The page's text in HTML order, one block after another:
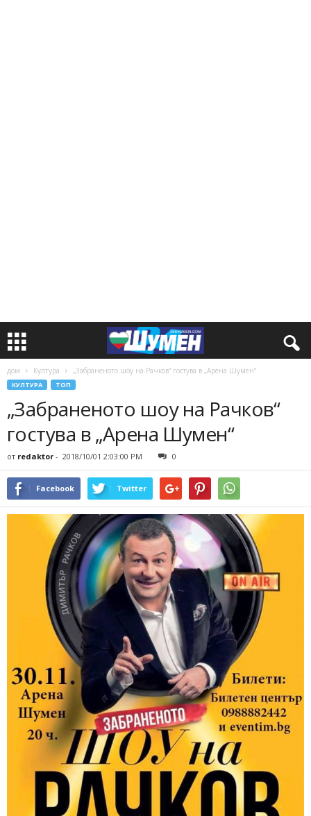
дом Култура „Забраненото шоу на Рачков“ гостува в „Арена Шумен“
КУЛТУРА ТОП
„Забраненото шоу на Рачков“
гостува в „Арена Шумен“
от redaktor - 2018/10/01 2:03:00 PM 0
Facebook Twitter